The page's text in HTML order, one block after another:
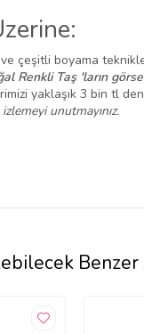
çeşitli boyama
Renkli Taş 'ların
yaklaşık 3 bin tl
izlemeyi unutmayınız.